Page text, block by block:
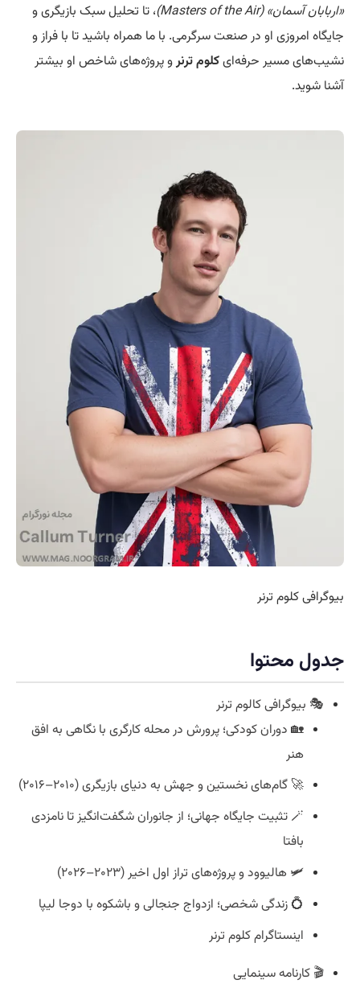
«اربابان آسمان» (Masters of the Air)
، تا تحلیل سبک بازیگری و
جایگاه امروزی او در صنعت سرگرمی. با ما همراه باشید تا با فراز و
نشیب‌های مسیر حرفه‌ایکلوم ترنر و پروژه‌های شاخص او بیشتر
آشنا شوید.
بیوگرافی کلوم ترنر
جدول محتوا
🎭 بیوگرافی کالوم ترنر
🏡 دوران کودکی؛ پرورش در محله کارگری با نگاهی به افق
هنر
🚀 گام‌های نخستین و جهش به دنیای بازیگری (۲۰۱۰–۲۰۱۶)
🪄 تثبیت جایگاه جهانی؛ از جانوران شگفت‌انگیز تا نامزدی
بافتا
🛩️ هالیوود و پروژه‌های تراز اول اخیر (۲۰۲۳–۲۰۲۶)
💍 زندگی شخصی؛ ازدواج جنجالی و باشکوه با دوجا لیپا
اینستاگرام کلوم ترنر
🎬 کارنامه سینمایی